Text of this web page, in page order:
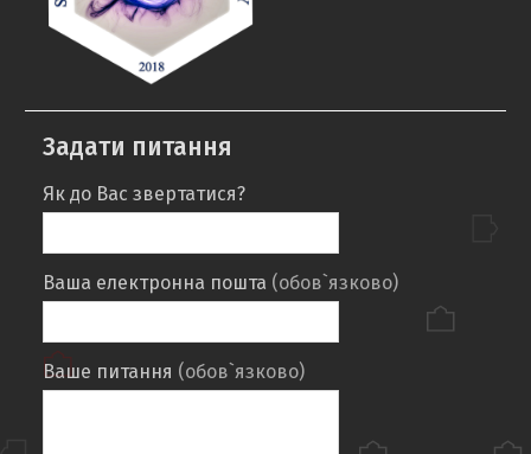
Задати питання
Як до Вас звертатися?
Ваша електронна пошта (обов`язково)
Ваше питання (обов`язково)